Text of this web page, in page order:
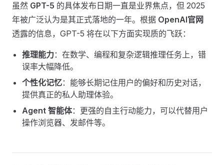
虽然 GPT-5 的具体发布日期一直是业界焦点，但 2025
年被广泛认为是其正式落地的一年。根据 OpenAI官网
透露的信息，GPT-5 将在以下方面实现质的飞跃：
推理能力：在数学、编程和复杂逻辑推理任务上，错
误率大幅降低。
个性化记忆：能够长期记住用户的偏好和历史对话，
提供真正的私人助理体验。
Agent 智能体：更强的自主行动能力，可以代替用户
操作浏览器、发邮件等。